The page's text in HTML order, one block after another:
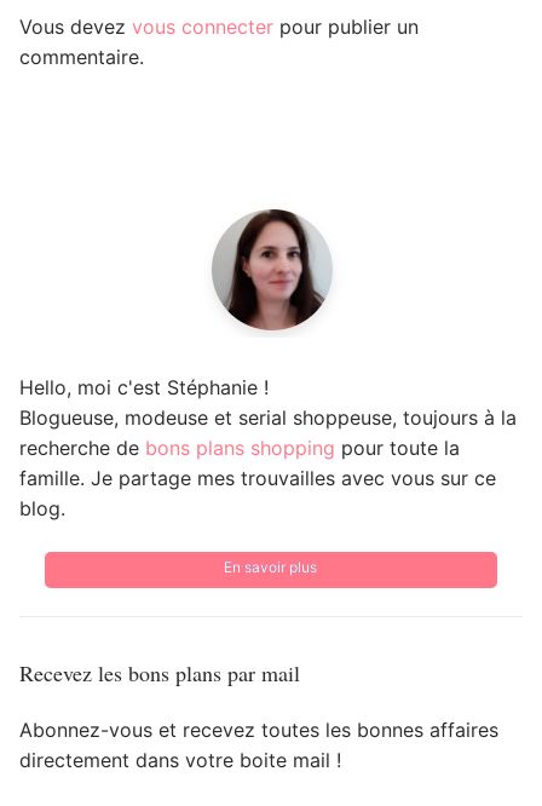
Vous devez vous connecter pour publier un
commentaire.
Hello, moi c'est Stéphanie !
Blogueuse, modeuse et serial shoppeuse, toujours à la
recherche de bons plans shopping pour toute la
famille. Je partage mes trouvailles avec vous sur ce
blog.
En savoir plus
Recevez les bons plans par mail
Abonnez-vous et recevez toutes les bonnes affaires
directement dans votre boite mail !